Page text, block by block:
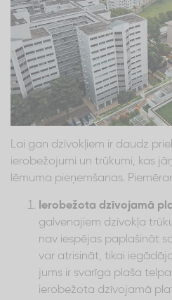
Lai gan dzīvokļiem ir daudz
ierobežojumi un trūkumi, kas
lēmuma pieņemšanas.
Ierobežota dzīvojamā
galvenajiem dzīvokļa
nav iespējas paplašināt
var atrisināt, tikai
jums ir svarīga plaša
ierobežota dzīvojamā